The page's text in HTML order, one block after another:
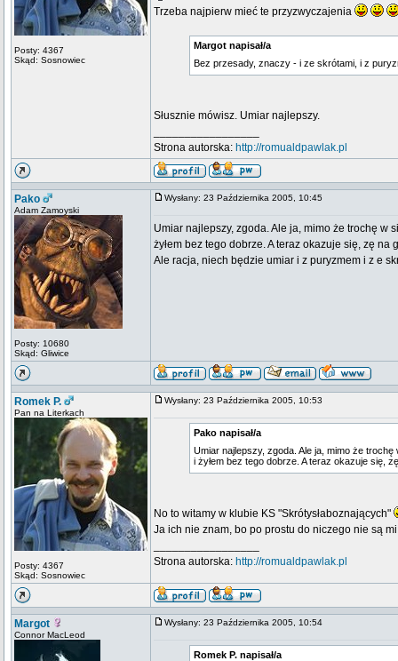
Posty: 4367
Skąd: Sosnowiec
Trzeba najpierw mieć te przyzwyczajenia
Margot napisał/a
Bez przesady, znaczy - i ze skrótami, i z
Słusznie mówisz. Umiar najlepszy.
Strona autorska: http://romualdpawlak.pl
Pako
Adam Zamoyski
Posty: 10680
Skąd: Gliwice
Wysłany: 23 Października 2005, 10:45
Umiar najlepszy, zgoda. Ale ja, mimo że trochę w
żyłem bez tego dobrze. A teraz okazuje się, zę na
Ale racja, niech będzie umiar i z puryzmem i z e
Romek P.
Pan na Literkach
Posty: 4367
Skąd: Sosnowiec
Wysłany: 23 Października 2005, 10:53
Pako napisał/a
Umiar najlepszy, zgoda. Ale ja, mimo że
i żyłem bez tego dobrze. A teraz okazuje się,
No to witamy w klubie KS "Skrótysłaboznających"
Ja ich nie znam, bo po prostu do niczego nie są
Strona autorska: http://romualdpawlak.pl
Margot
Connor MacLeod
Wysłany: 23 Października 2005, 10:54
Romek P. napisał/a